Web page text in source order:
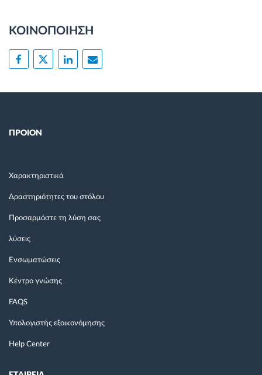
ΚΟΙΝΟΠΟΙΗΣΗ
ΠΡΟΙΟΝ
Χαρακτηριστικά
Δραστηριότητες του στόλου
Προσαρμόστε τη λύση σας
λύσεις
Ενσωματώσεις
Κέντρο γνώσης
FAQS
Υπολογιστής εξοικονόμησης
Help Center